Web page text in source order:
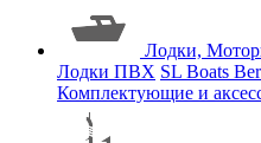
Лодки,
Лодки ПВХ SL Boats
Комплектующие и